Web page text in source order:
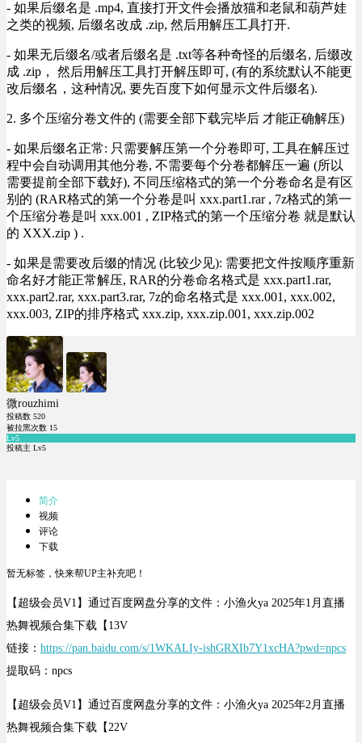
- 如果后缀名是 .mp4, 直接打开文件会播放猫和老鼠和葫芦娃
之类的视频, 后缀名改成 .zip, 然后用解压工具打开.
- 如果无后缀名/或者后缀名是 .txt等各种奇怪的后缀名, 后缀改
成 .zip， 然后用解压工具打开解压即可, (有的系统默认不能更
改后缀名，这种情况, 要先百度下如何显示文件后缀名).
2. 多个压缩分卷文件的 (需要全部下载完毕后 才能正确解压)
- 如果后缀名正常: 只需要解压第一个分卷即可, 工具在解压过
程中会自动调用其他分卷, 不需要每个分卷都解压一遍 (所以
需要提前全部下载好), 不同压缩格式的第一个分卷命名是有区
别的 (RAR格式的第一个分卷是叫 xxx.part1.rar , 7z格式的第一
个压缩分卷是叫 xxx.001 , ZIP格式的第一个压缩分卷 就是默认
的 XXX.zip ) .
- 如果是需要改后缀的情况 (比较少见): 需要把文件按顺序重新
命名好才能正常解压, RAR的分卷命名格式是 xxx.part1.rar,
xxx.part2.rar, xxx.part3.rar, 7z的命名格式是 xxx.001, xxx.002,
xxx.003, ZIP的排序格式 xxx.zip, xxx.zip.001, xxx.zip.002
微rouzhimi
投稿数 520
被拉黑次数 15
Lv5
投稿主 Lv5
简介
视频
评论
下载
暂无标签，快来帮UP主补充吧！
【超级会员V1】通过百度网盘分享的文件：小渔火ya 2025年1月直播
热舞视频合集下载【13V
链接： https://pan.baidu.com/s/1WKALIy-ishGRXIb7Y1xcHA?pwd=npcs
提取码：npcs
【超级会员V1】通过百度网盘分享的文件：小渔火ya 2025年2月直播
热舞视频合集下载【22V